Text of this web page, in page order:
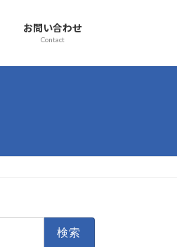
お問い合わせ
Contact